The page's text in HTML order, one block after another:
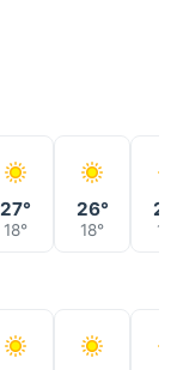
27°
18°
26°
18° 18°